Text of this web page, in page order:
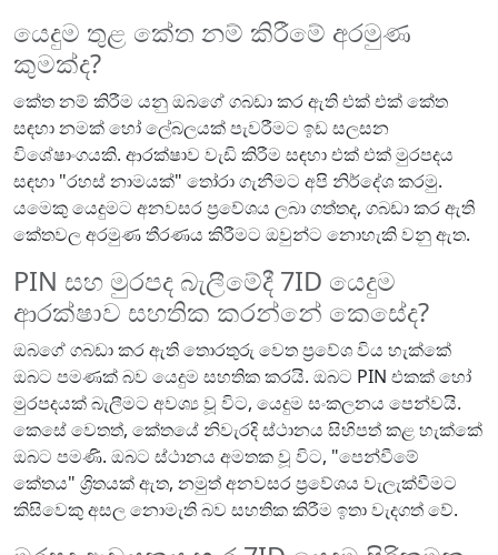
යෙදුම තුළ කේත නම් කිරීමේ අරමුණ
කුමක්ද?
කේත නම් කිරීම යනු ඔබගේ ගබඩා කර ඇති එක් එක් කේත
සඳහා නමක් හෝ ලේබලයක් පැවරීමට ඉඩ සලසන
විශේෂාංගයකි. ආරක්ෂාව වැඩි කිරීම සඳහා එක් එක් මුරපදය
සඳහා "රහස් නාමයක්" තෝරා ගැනීමට අපි නිර්දේශ කරමු.
යමෙකු යෙදුමට අනවසර ප්‍රවේශය ලබා ගත්තද, ගබඩා කර ඇති
කේතවල අරමුණ තීරණය කිරීමට ඔවුන්ට නොහැකි වනු ඇත.
PIN සහ මුරපද බැලීමේදී 7ID යෙදුම
ආරක්ෂාව සහතික කරන්නේ කෙසේද?
ඔබගේ ගබඩා කර ඇති තොරතුරු වෙත ප්‍රවේශ විය හැක්කේ
ඔබට පමණක් බව යෙදුම සහතික කරයි. ඔබට PIN එකක් හෝ
මුරපදයක් බැලීමට අවශ්‍ය වූ විට, යෙදුම සංකලනය පෙන්වයි.
කෙසේ වෙතත්, කේතයේ නිවැරදි ස්ථානය සිහිපත් කළ හැක්කේ
ඔබට පමණි. ඔබට ස්ථානය අමතක වූ විට, "පෙන්වීමේ
කේතය" ශ්‍රිතයක් ඇත, නමුත් අනවසර ප්‍රවේශය වැලැක්වීමට
කිසිවෙකු අසල නොමැති බව සහතික කිරීම ඉතා වැදගත් වේ.